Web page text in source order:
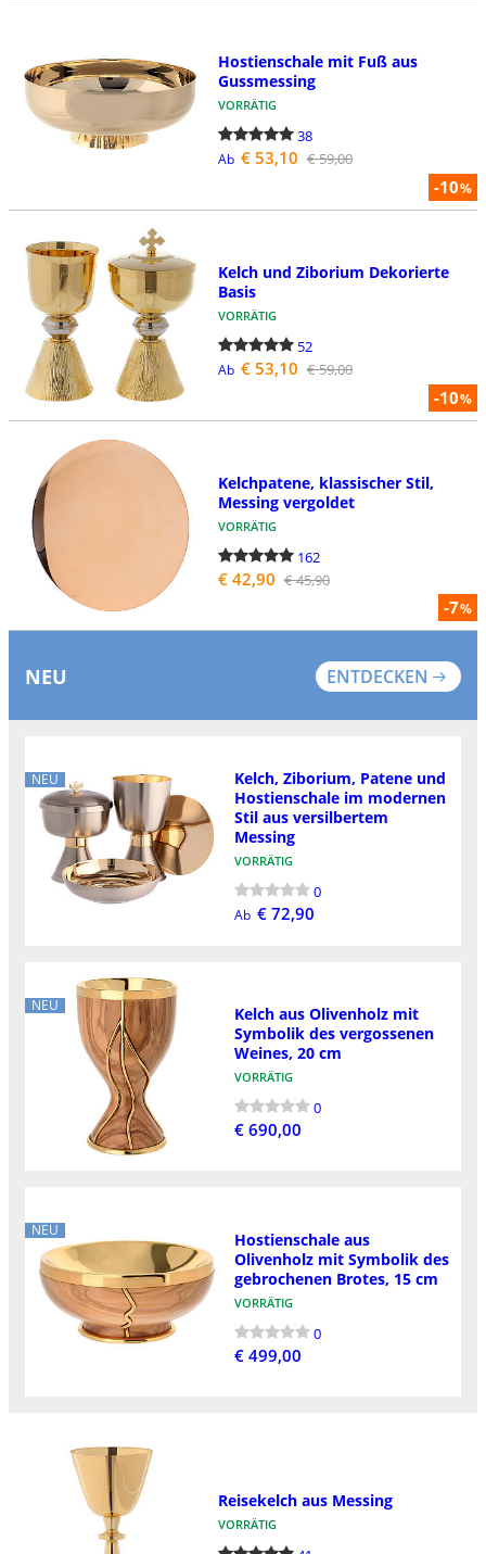
-10%
Hostienschale mit Fuß aus
Gussmessing
VORRÄTIG
38
Ab € 53,10 € 59,00
-10%
Kelch und Ziborium Dekorierte
Basis
VORRÄTIG
52
Ab € 53,10 € 59,00
-7%
Kelchpatene, klassischer Stil,
Messing vergoldet
VORRÄTIG
162
€ 42,90 € 45,90
NEU ENTDECKEN
NEU
Kelch, Ziborium, Patene und
Hostienschale im modernen
Stil aus versilbertem
Messing
VORRÄTIG
0
Ab € 72,90
NEU
Kelch aus Olivenholz mit
Symbolik des vergossenen
Weines, 20 cm
VORRÄTIG
0
€ 690,00
NEU
Hostienschale aus
Olivenholz mit Symbolik des
gebrochenen Brotes, 15 cm
VORRÄTIG
0
€ 499,00
Reisekelch aus Messing
VORRÄTIG